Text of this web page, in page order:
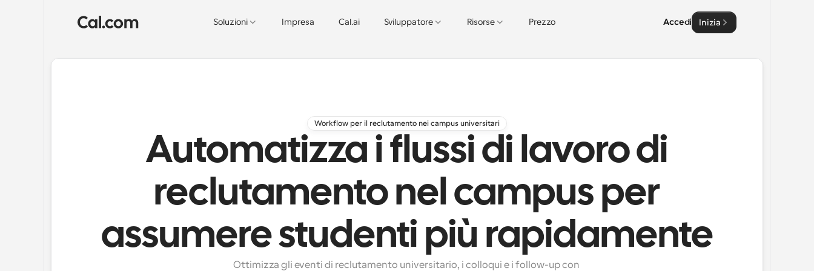
Soluzioni Impresa Cal.ai Sviluppatore Risorse Prezzo Accedi Inizia
Workflow per il reclutamento nei campus universitari
Automatizza i flussi di lavoro di
reclutamento nel campus per
assumere studenti più rapidamente
Ottimizza gli eventi di reclutamento universitario, i colloqui e i follow-up con